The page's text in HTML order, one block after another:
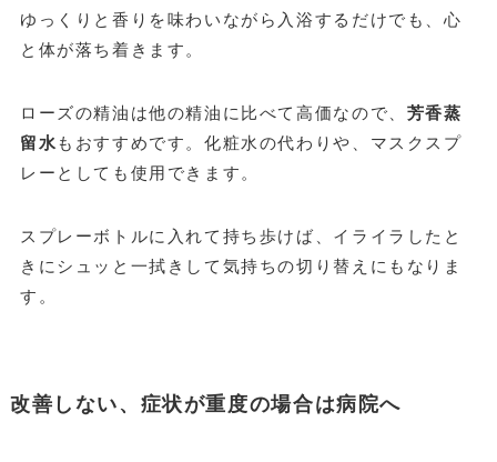
ゆっくりと香りを味わいながら入浴するだけでも、心
と体が落ち着きます。
ローズの精油は他の精油に比べて高価なので、 芳香蒸
留水 もおすすめです。化粧水の代わりや、マスクスプ
レーとしても使用できます。
スプレーボトルに入れて持ち歩けば、イライラしたと
きにシュッと一拭きして気持ちの切り替えにもなりま
す。
改善しない、症状が重度の場合は病院へ